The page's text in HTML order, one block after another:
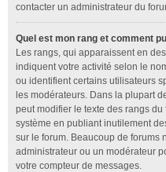
contacter un administrateur du
Quel est mon rang et comment
Les rangs, qui apparaissent en
indiquent votre activité selon le
ou identifient certains utilisateurs
les modérateurs. Dans la plupart
peut modifier le texte des rangs
système en publiant inutilement
sur le forum. Beaucoup de forums
administrateur ou un modérateur
votre compteur de messages.